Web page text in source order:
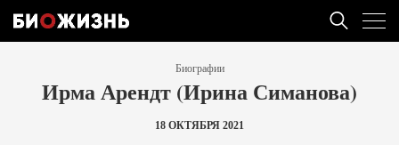
Биографии
Ирма Арендт (Ирина Симанова)
18 ОКТЯБРЯ 2021